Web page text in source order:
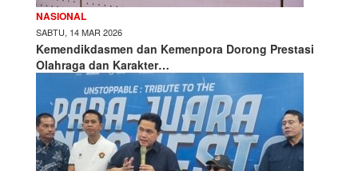
NASIONAL
SABTU, 14 MAR 2026
Kemendikdasmen dan Kemenpora Dorong Prestasi
Olahraga dan Karakter…